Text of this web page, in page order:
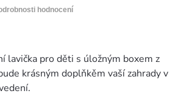
hodnocení
lavička pro děti s úložným boxem z
krásným doplňkěm vaší zahrady v